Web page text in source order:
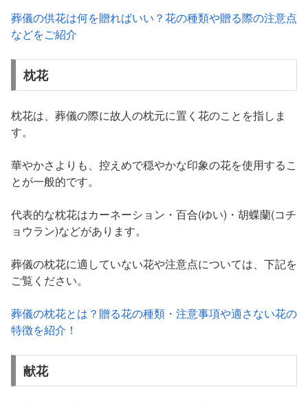
葬儀の供花は何を贈ればいい？花の種類や贈る際の注意点
などをご紹介
枕花
枕花は、葬儀の際に故人の枕元に置く花のことを指しま
す。
華やかさよりも、控えめで穏やかな印象の花を使用するこ
とが一般的です。
代表的な枕花はカーネーション・百合(ゆい)・胡蝶蘭(コチ
ョウラン)などがあります。
葬儀の枕花に適していない花や注意点については、下記を
ご覧ください。
葬儀の枕花とは？贈る花の種類・注意事項や適さない花の
特徴を紹介！
献花